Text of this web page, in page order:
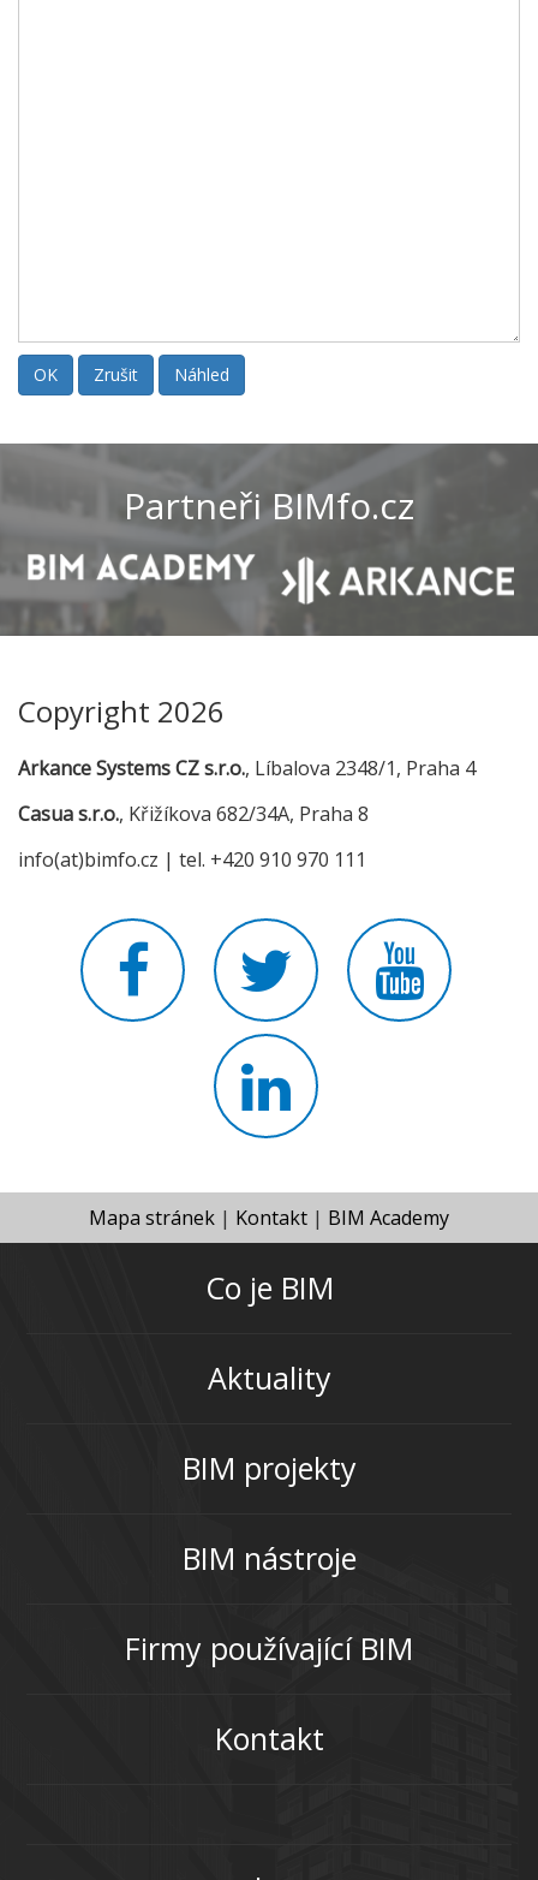
Partneři BIMfo.cz
Copyright 2026
Arkance Systems CZ s.r.o., Líbalova 2348/1, Praha 4
Casua s.r.o., Křižíkova 682/34A, Praha 8
info(at)bimfo.cz | tel. +420 910 970 111
Mapa stránek | Kontakt | BIM Academy
Co je BIM
Aktuality
BIM projekty
BIM nástroje
Firmy používající BIM
Kontakt